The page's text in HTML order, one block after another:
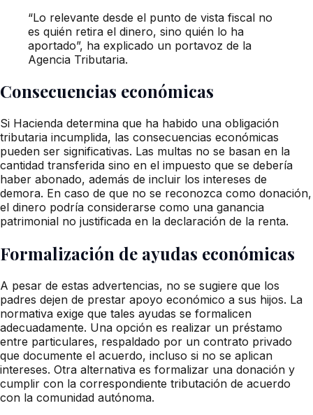
“Lo relevante desde el punto de vista fiscal no
es quién retira el dinero, sino quién lo ha
aportado”, ha explicado un portavoz de la
Agencia Tributaria.
Consecuencias económicas
Si Hacienda determina que ha habido una obligación
tributaria incumplida, las consecuencias económicas
pueden ser significativas. Las multas no se basan en la
cantidad transferida sino en el impuesto que se debería
haber abonado, además de incluir los intereses de
demora. En caso de que no se reconozca como donación,
el dinero podría considerarse como una ganancia
patrimonial no justificada en la declaración de la renta.
Formalización de ayudas económicas
A pesar de estas advertencias, no se sugiere que los
padres dejen de prestar apoyo económico a sus hijos. La
normativa exige que tales ayudas se formalicen
adecuadamente. Una opción es realizar un préstamo
entre particulares, respaldado por un contrato privado
que documente el acuerdo, incluso si no se aplican
intereses. Otra alternativa es formalizar una donación y
cumplir con la correspondiente tributación de acuerdo
con la comunidad autónoma.